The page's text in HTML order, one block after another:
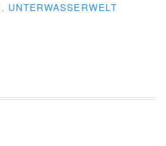
, UNTERWASSERWELT